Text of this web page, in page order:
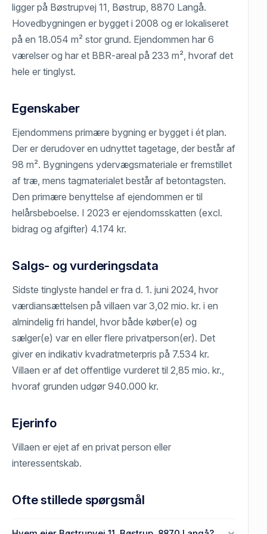
ligger på Bøstrupvej 11, Bøstrup, 8870 Langå.
Hovedbygningen er bygget i 2008 og er lokaliseret
på en 18.054 m² stor grund. Ejendommen har 6
værelser og har et BBR-areal på 233 m², hvoraf det
hele er tinglyst.
Egenskaber
Ejendommens primære bygning er bygget i ét plan.
Der er derudover en udnyttet tagetage, der består af
98 m². Bygningens ydervægsmateriale er fremstillet
af træ, mens tagmaterialet består af betontagsten.
Den primære benyttelse af ejendommen er til
helårsbeboelse. I 2023 er ejendomsskatten (excl.
bidrag og afgifter) 4.174 kr.
Salgs- og vurderingsdata
Sidste tinglyste handel er fra d. 1. juni 2024, hvor
værdiansættelsen på villaen var 3,02 mio. kr. i en
almindelig fri handel, hvor både køber(e) og
sælger(e) var en eller flere privatperson(er). Det
giver en indikativ kvadratmeterpris på 7.534 kr.
Villaen er af det offentlige vurderet til 2,85 mio. kr.,
hvoraf grunden udgør 940.000 kr.
Ejerinfo
Villaen er ejet af en privat person eller
interessentskab.
Ofte stillede spørgsmål